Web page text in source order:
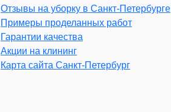
Отзывы на уборку в Санкт-Петербурге
Примеры проделанных работ
Гарантии качества
Акции на клининг
Карта сайта Санкт-Петербург